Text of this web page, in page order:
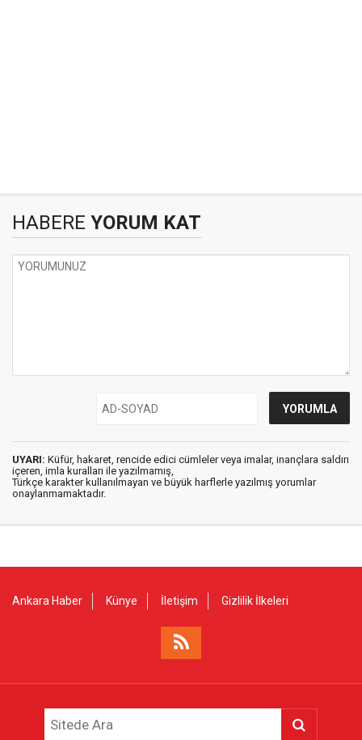
HABERE YORUM KAT
UYARI: Küfür, hakaret, rencide edici cümleler veya imalar, inançlara saldırı
içeren, imla kuralları ile yazılmamış,
Türkçe karakter kullanılmayan ve büyük harflerle yazılmış yorumlar
onaylanmamaktadır.
Ankara Haber Künye İletişim Gizlilik İlkeleri